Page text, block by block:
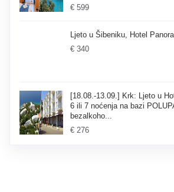
€ 599
Ljeto u Šibeniku, Hotel
€ 340
[18.08.-13.09.] Krk: Ljeto u
6 ili 7 noćenja na bazi
bezalkoho...
€ 276